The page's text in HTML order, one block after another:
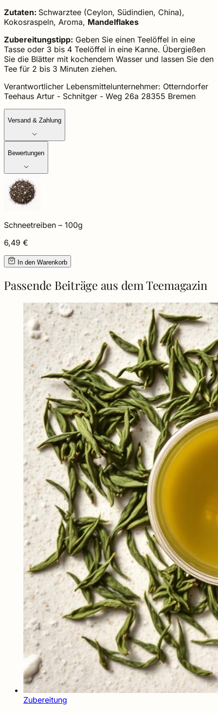
Zutaten: Schwarztee (Ceylon, Südindien, China),
Kokosraspeln, Aroma, Mandelflakes
Zubereitungstipp: Geben Sie einen Teelöffel in eine
Tasse oder 3 bis 4 Teelöffel in eine Kanne. Übergießen
Sie die Blätter mit kochendem Wasser und lassen Sie den
Tee für 2 bis 3 Minuten ziehen.
Verantwortlicher Lebensmittelunternehmer: Otterndorfer
Teehaus Artur - Schnitger - Weg 26a 28355 Bremen
Versand & Zahlung
Bewertungen
Schneetreiben – 100g
6,49 €
In den Warenkorb
Passende Beiträge aus dem Teemagazin
Zubereitung